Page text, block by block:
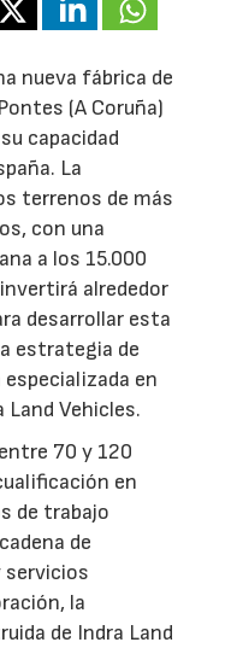
nueva fábrica de
(A Coruña)
capacidad
La
terrenos de más
con una
a los 15.000
alrededor
desarrollar esta
estrategia de
en
Vehicles.
70 y 120
en
de trabajo
de
servicios
la
de Indra Land